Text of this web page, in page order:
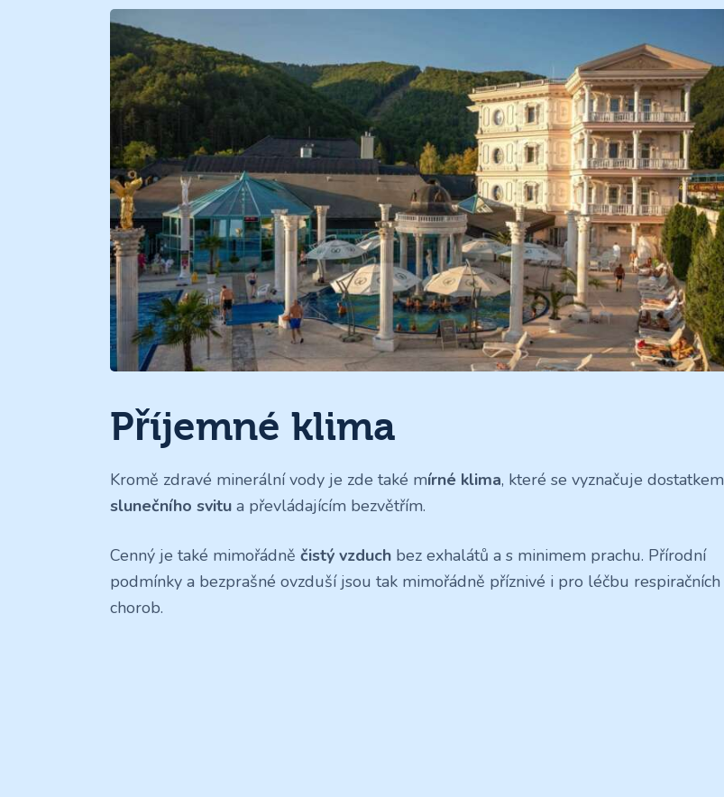
Příjemné klima
Kromě zdravé minerální vody je zde také mírné klima, které se vyznačuje dostatkem
slunečního svitu a převládajícím bezvětřím.
Cenný je také mimořádně čistý vzduch bez exhalátů a s minimem prachu. Přírodní
podmínky a bezprašné ovzduší jsou tak mimořádně příznivé i pro léčbu respiračních
chorob.